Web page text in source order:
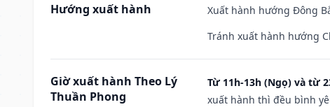
Hướng xuất hành
Xuất hành hướng Đông
Tránh xuất hành hướng
Giờ xuất hành Theo Lý
Thuần Phong
Từ 11h-13h (Ngọ) và từ
xuất hành thì đều bình